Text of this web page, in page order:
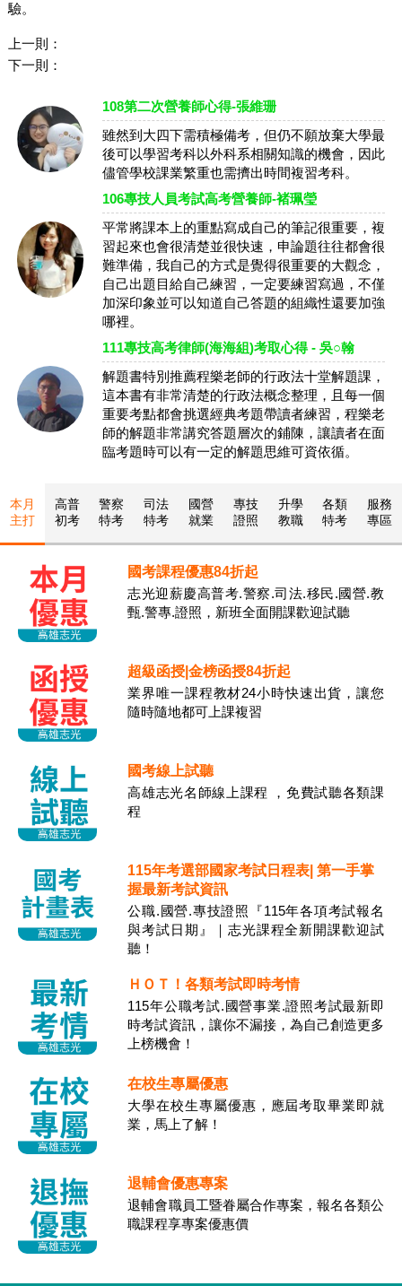
驗。
上一則：
下一則：
108第二次營養師心得-張維珊
雖然到大四下需積極備考，但仍不願放棄大學最
後可以學習考科以外科系相關知識的機會，因此
儘管學校課業繁重也需擠出時間複習考科。
106專技人員考試高考營養師-褚珮瑩
平常將課本上的重點寫成自己的筆記很重要，複
習起來也會很清楚並很快速，申論題往往都會很
難準備，我自己的方式是覺得很重要的大觀念，
自己出題目給自己練習，一定要練習寫過，不僅
加深印象並可以知道自己答題的組織性還要加強
哪裡。
111專技高考律師(海海組)考取心得 - 吳○翰
解題書特別推薦程樂老師的行政法十堂解題課，
這本書有非常清楚的行政法概念整理，且每一個
重要考點都會挑選經典考題帶讀者練習，程樂老
師的解題非常講究答題層次的鋪陳，讓讀者在面
臨考題時可以有一定的解題思維可資依循。
本月
主打
高普
初考
警察
特考
司法
特考
國營
就業
專技
證照
升學
教職
各類
特考
服務
專區
國考課程優惠84折起
志光迎薪慶高普考.警察.司法.移民.國營.教
甄.警專.證照，新班全面開課歡迎試聽
超級函授|金榜函授84折起
業界唯一課程教材24小時快速出貨，讓您
隨時隨地都可上課複習
國考線上試聽
高雄志光名師線上課程 ，免費試聽各類課
程
115年考選部國家考試日程表| 第一手掌
握最新考試資訊
公職.國營.專技證照『115年各項考試報名
與考試日期』｜志光課程全新開課歡迎試
聽！
ＨＯＴ！各類考試即時考情
115年公職考試.國營事業.證照考試最新即
時考試資訊，讓你不漏接，為自己創造更多
上榜機會！
在校生專屬優惠
大學在校生專屬優惠，應屆考取畢業即就
業，馬上了解！
退輔會優惠專案
退輔會職員工暨眷屬合作專案，報名各類公
職課程享專案優惠價